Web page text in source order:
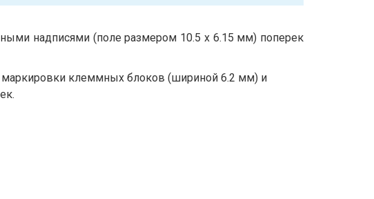
надписями (поле размером 10.5 х 6.15 мм) поперек
маркировки клеммных блоков (шириной 6.2 мм) и